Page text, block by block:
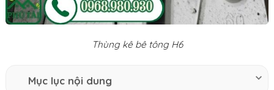
Thùng kê bê tông H6
Mục lục nội dung